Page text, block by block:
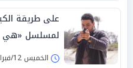
على طريقة
لمسلسل «هي
الخميس 12/فبراير/2026 - 01:15 م